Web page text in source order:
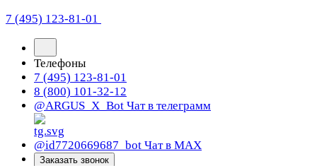
7 (495) 123-81-01
Телефоны
7 (495) 123-81-01
8 (800) 101-32-12
@ARGUS_X_Bot Чат в телеграмм
@id7720669687_bot Чат в МАХ
Заказать звонок